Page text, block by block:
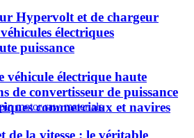
Hypervolt et de chargeur
électriques
puissance
véhicule électrique haute
de convertisseur de puissance
commerciaux et navires
de la vitesse : le véritable